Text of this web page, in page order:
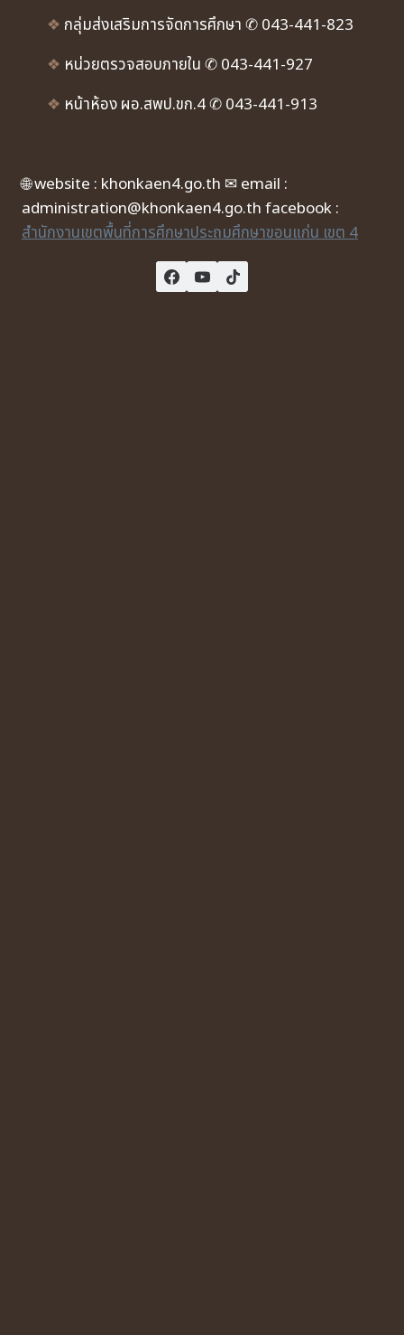
❖ กลุ่มส่งเสริมการจัดการศึกษา ✆ 043-441-823
❖ หน่วยตรวจสอบภายใน ✆ 043-441-927
❖ หน้าห้อง ผอ.สพป.ขก.4 ✆ 043-441-913
🌐 website : khonkaen4.go.th ✉ email :
administration@khonkaen4.go.th facebook :
สำนักงานเขตพื้นที่การศึกษาประถมศึกษาขอนแก่น เขต 4